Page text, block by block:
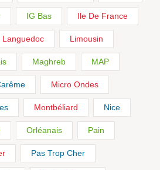
IG Bas Ile De France
Languedoc Limousin
Maghreb MAP
Micro Ondes
Montbéliard Nice
Orléanais Pain
Pas Trop Cher